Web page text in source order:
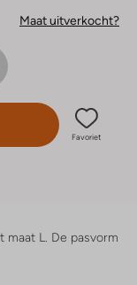
Maat uitverkocht?
Favoriet
maat L. De pasvorm